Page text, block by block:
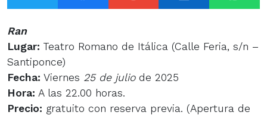
Ran
Lugar: Teatro Romano de Itálica (Calle Feria, s/n –
Santiponce)
Fecha: Viernes 25 de julio de 2025
Hora: A las 22.00 horas.
Precio: gratuito con reserva previa. (Apertura de